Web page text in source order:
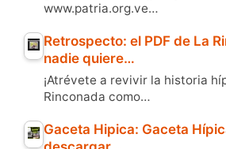
www.patria.org.ve…
Retrospecto: el PDF de La
nadie quiere…
¡Atrévete a revivir la historia
Rinconada como…
Gaceta Hipica: Gaceta